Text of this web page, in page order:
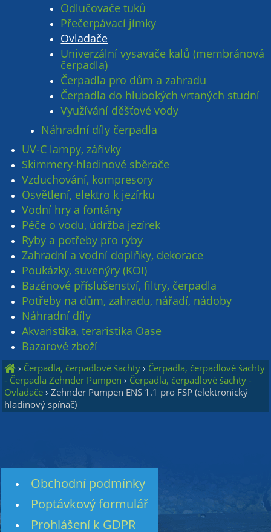
Odlučovače tuků
Přečerpávací jímky
Ovladače
Univerzální vysavače kalů (membránová
čerpadla)
Čerpadla pro dům a zahradu
Čerpadla do hlubokých vrtaných studní
Využívání děšťové vody
Náhradní díly čerpadla
UV-C lampy, zářivky
Skimmery-hladinové sběrače
Vzduchování, kompresory
Osvětlení, elektro k jezírku
Vodní hry a fontány
Péče o vodu, údržba jezírek
Ryby a potřeby pro ryby
Zahradní a vodní doplňky, dekorace
Poukázky, suvenýry (KOI)
Bazénové příslušenství, filtry, čerpadla
Potřeby na dům, zahradu, nářadí, nádoby
Náhradní díly
Akvaristika, teraristika Oase
Bazarové zboží
› Čerpadla, čerpadlové šachty › Čerpadla, čerpadlové šachty
- Čerpadla Zehnder Pumpen › Čerpadla, čerpadlové šachty -
Ovladače ›Zehnder Pumpen ENS 1.1 pro FSP (elektronický
hladinový spínač)
Obchodní podmínky
Poptávkový formulář
Prohlášení k GDPR